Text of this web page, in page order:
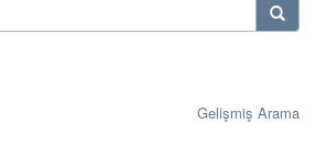
Gelişmiş Arama